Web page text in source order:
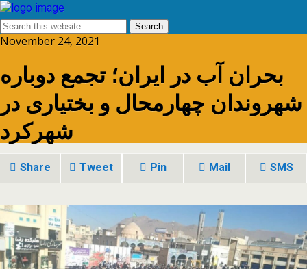
November 24, 2021
بحران آب در ایران؛ تجمع دوباره
شهروندان چهارمحال و بختیاری در
شهرکرد
Share Tweet Pin Mail SMS